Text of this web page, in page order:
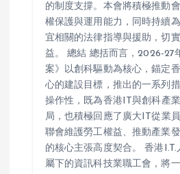
的制度支撐。本會將積極推動
權保護與運用能力，同時持續
宜相關的法律指導與援助，切
益。 總結 總括而言，2026-27
案》以創科驅動為核心，錨定
心的建設目標，推出的一系列
操作性，既為香港IT與創科產
局，也積極回應了廣大IT從業
聯會維護勞工權益、推動產業
的核心主張高度契合。 香港
屬下的資訊科技業職工會，將